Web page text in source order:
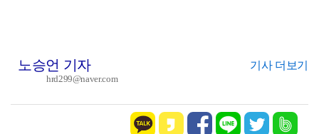
노승언 기자 기사 더보기
hrd299@naver.com